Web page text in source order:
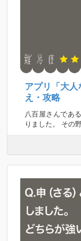
アプリ「大
え・攻略
八百屋さんであ
りました。 その